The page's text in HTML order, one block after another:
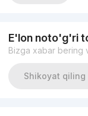
E'lon noto'g'ri
Bizga xabar bering
Shikoyat qiling